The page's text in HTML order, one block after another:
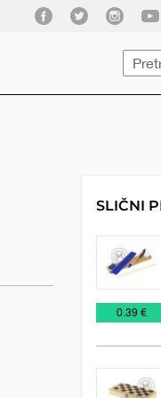
facebook
twitter
SLIČNI
0.39 €